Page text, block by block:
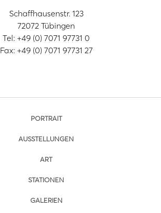
Schaffhausenstr. 123
72072 Tübingen
Tel: +49 (0) 7071 97731 0
Fax: +49 (0) 7071 97731 27
PORTRAIT
AUSSTELLUNGEN
ART
STATIONEN
GALERIEN